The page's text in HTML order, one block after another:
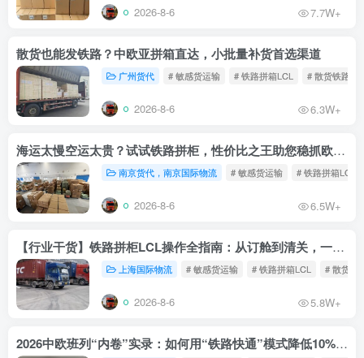
2026-8-6 7.7W+
散货也能发铁路？中欧亚拼箱直达，小批量补货首选渠道
广州货代 # 敏感货运输 # 铁路拼箱LCL # 散货铁路
2026-8-6 6.3W+
海运太慢空运太贵？试试铁路拼柜，性价比之王助您稳抓欧洲市场
南京货代，南京国际物流 # 敏感货运输 # 铁路拼箱LCL
2026-8-6 6.5W+
【行业干货】铁路拼柜LCL操作全指南：从订舱到清关，一文读懂
上海国际物流 # 敏感货运输 # 铁路拼箱LCL # 散货铁
2026-8-6 5.8W+
2026中欧班列“内卷”实录：如何用“铁路快通”模式降低10%物流成本？